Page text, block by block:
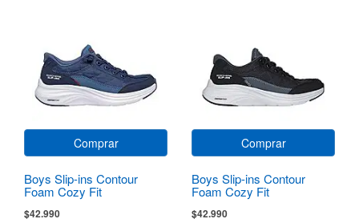
Comprar
Boys Slip-ins Contour
Foam Cozy Fit
$42.990
Comprar
Boys Slip-ins Contour
Foam Cozy Fit
$42.990